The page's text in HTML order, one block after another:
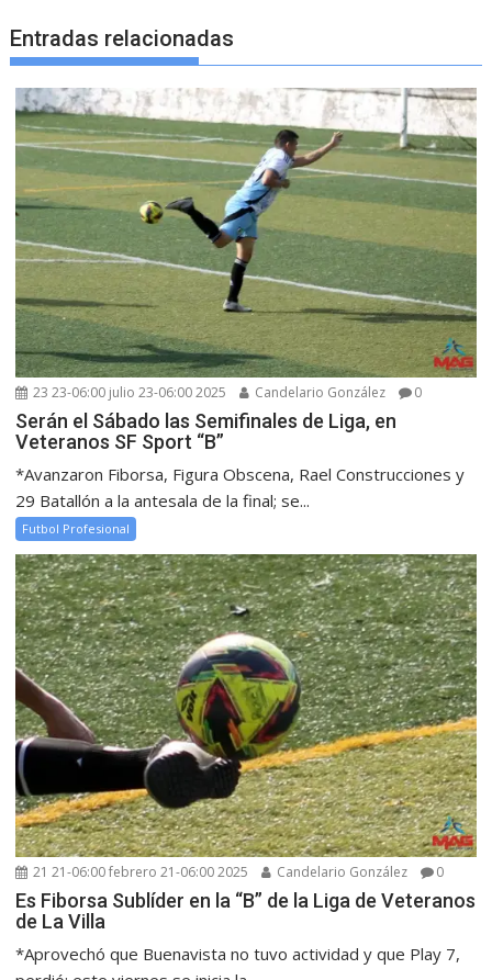
Entradas relacionadas
23 23-06:00 julio 23-06:00 2025 Candelario González 0
Serán el Sábado las Semifinales de Liga, en
Veteranos SF Sport “B”
*Avanzaron Fiborsa, Figura Obscena, Rael Construcciones y
29 Batallón a la antesala de la final; se...
Futbol Profesional
21 21-06:00 febrero 21-06:00 2025 Candelario González 0
Es Fiborsa Sublíder en la “B” de la Liga de Veteranos
de La Villa
*Aprovechó que Buenavista no tuvo actividad y que Play 7,